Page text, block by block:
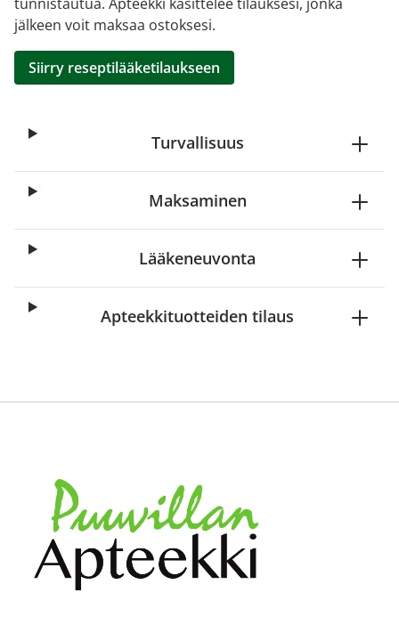
jälkeen voit maksaa ostoksesi.
Siirry reseptilääketilaukseen
Turvallisuus
Maksaminen
Lääkeneuvonta
Apteekkituotteiden tilaus